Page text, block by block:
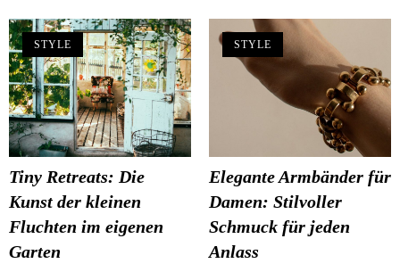
STYLE
Tiny Retreats: Die
Kunst der kleinen
Fluchten im eigenen
Garten
STYLE
Elegante Armbänder für
Damen: Stilvoller
Schmuck für jeden
Anlass